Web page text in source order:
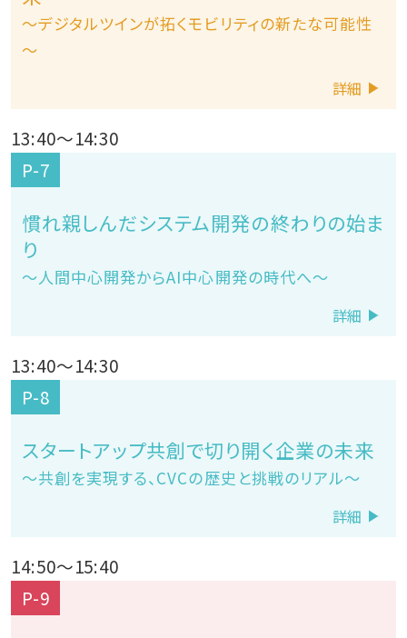
～デジタルツインが拓くモビリティの新たな可能性
～
詳細
13:40～14:30
P-7
慣れ親しんだシステム開発の終わりの始ま
り
～人間中心開発からAI中心開発の時代へ～
詳細
13:40～14:30
P-8
スタートアップ共創で切り開く企業の未来
～共創を実現する、CVCの歴史と挑戦のリアル～
詳細
14:50～15:40
P-9